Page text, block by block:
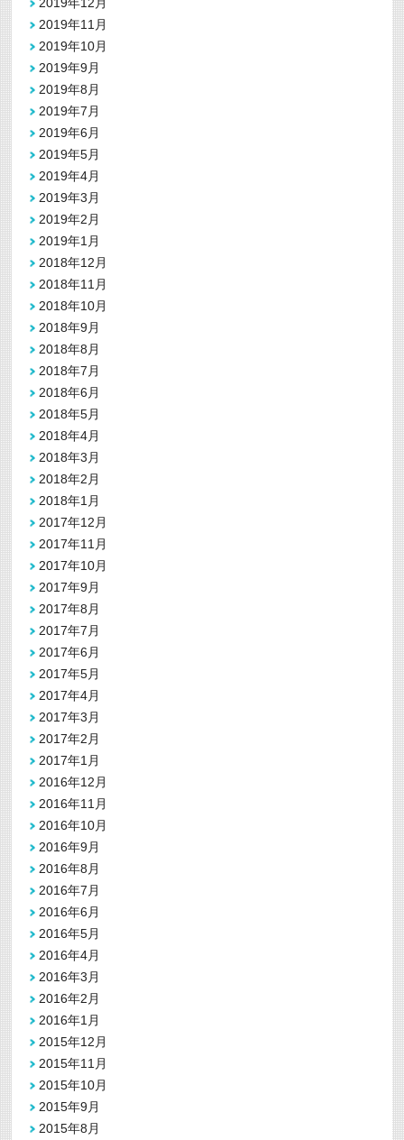
2019年11月
2019年10月
2019年9月
2019年8月
2019年7月
2019年6月
2019年5月
2019年4月
2019年3月
2019年2月
2019年1月
2018年12月
2018年11月
2018年10月
2018年9月
2018年8月
2018年7月
2018年6月
2018年5月
2018年4月
2018年3月
2018年2月
2018年1月
2017年12月
2017年11月
2017年10月
2017年9月
2017年8月
2017年7月
2017年6月
2017年5月
2017年4月
2017年3月
2017年2月
2017年1月
2016年12月
2016年11月
2016年10月
2016年9月
2016年8月
2016年7月
2016年6月
2016年5月
2016年4月
2016年3月
2016年2月
2016年1月
2015年12月
2015年11月
2015年10月
2015年9月
2015年8月